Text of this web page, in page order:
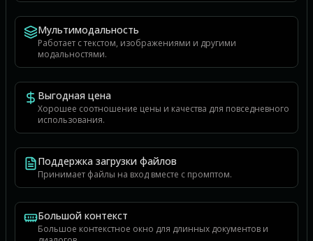
Мультимодальность
Работает с текстом, изображениями и другими
модальностями.
Выгодная цена
Хорошее соотношение цены и качества для повседневного
использования.
Поддержка загрузки файлов
Принимает файлы на вход вместе с промптом.
Большой контекст
Большое контекстное окно для длинных документов и